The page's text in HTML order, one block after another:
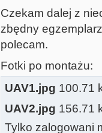
Czekam dalej z
zbędny
polecam.
Fotki po montażu:
UAV1.jpg 100.71
UAV2.jpg 156.71
Tylko zalogowani